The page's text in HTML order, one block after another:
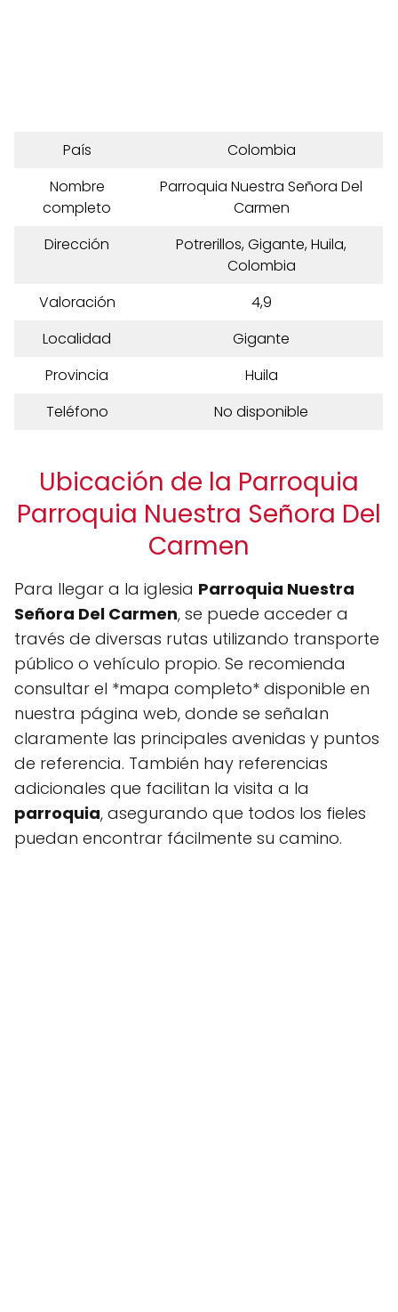
País
Colombia
Nombre
completo
Parroquia Nuestra Señora Del
Carmen
Dirección
Potrerillos, Gigante, Huila,
Colombia
Valoración
4,9
Localidad
Gigante
Provincia
Huila
Teléfono
No disponible
Ubicación de la Parroquia
Parroquia Nuestra Señora Del
Carmen
Para llegar a la iglesia Parroquia Nuestra
Señora Del Carmen, se puede acceder a
través de diversas rutas utilizando transporte
público o vehículo propio. Se recomienda
consultar el *mapa completo* disponible en
nuestra página web, donde se señalan
claramente las principales avenidas y puntos
de referencia. También hay referencias
adicionales que facilitan la visita a la
parroquia, asegurando que todos los fieles
puedan encontrar fácilmente su camino.